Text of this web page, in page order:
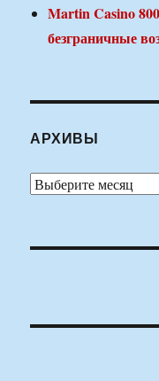
Martin Casino
безграничные
АРХИВЫ
Архивы